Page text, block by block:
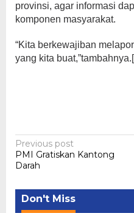
provinsi, agar informasi
komponen masyarakat.
“Kita berkewajiban
yang kita
Post
navigation
Previous post
PMI Gratiskan Kantong
Darah
Don't Miss